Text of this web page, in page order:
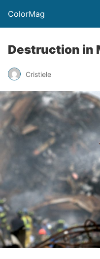
ColorMag
Destruction in
Cristiele